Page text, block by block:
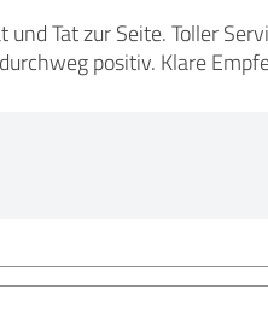
Tat zur Seite. Toller
positiv. Klare